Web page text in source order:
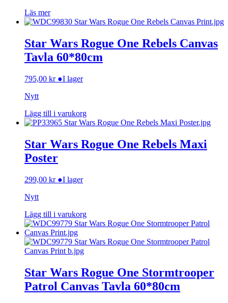
Läs mer
Star Wars Rogue One Rebels Canvas
Tavla 60*80cm
795,00 kr ●I lager
Nytt
Lägg till i varukorg
Star Wars Rogue One Rebels Maxi
Poster
299,00 kr ●I lager
Nytt
Lägg till i varukorg
Star Wars Rogue One Stormtrooper
Patrol Canvas Tavla 60*80cm